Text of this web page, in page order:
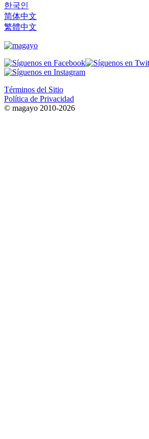
한국인
简体中文
繁體中文
Términos del Sitio
Política de Privacidad
© magayo 2010-2026